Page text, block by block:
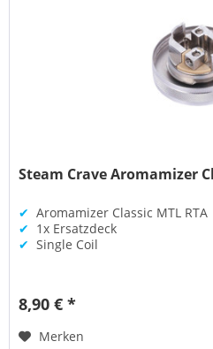
Steam Crave Aromamizer
✔ Aromamizer Classic MTL RTA
✔ 1x Ersatzdeck
✔ Single Coil
8,90 € *
Merken